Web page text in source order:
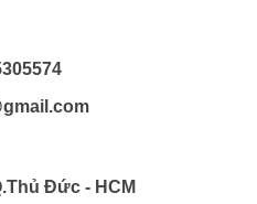
Đức - HCM